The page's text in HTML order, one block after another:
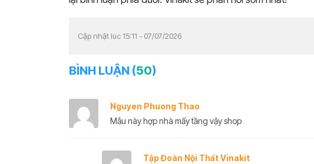
Cập nhật lúc 15:11 - 07/07/2026
BÌNH LUẬN (50)
Nguyen Phuong Thao
Mẫu này hợp nhà mấy tầng vậy shop
Tập Đoàn Nội Thất Vinakit